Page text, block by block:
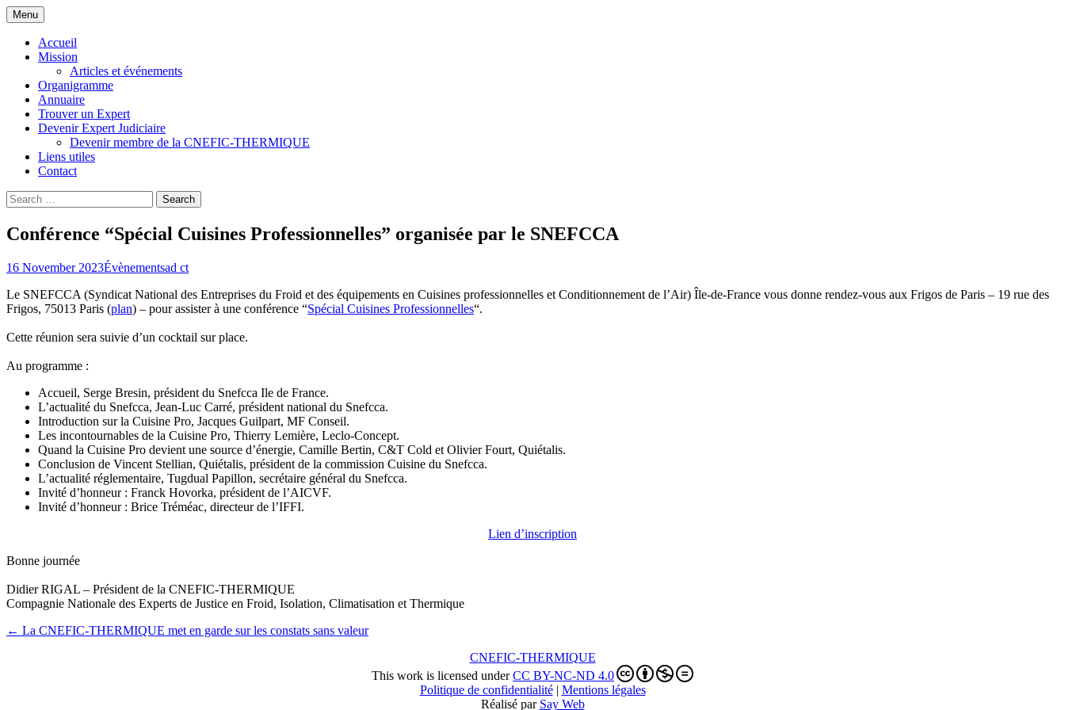
Skip
to
content
CNEFIC-THERMIQUE
Menu
Accueil
Mission
Articles et événements
Organigramme
Annuaire
Trouver un Expert
Devenir Expert Judiciaire
Devenir membre de la CNEFIC-THERMIQUE
Liens utiles
Contact
Search
for:
Conférence “Spécial Cuisines Professionnelles” organisée par le SNEFCCA
16 November 2023Évènementsad ct
Le SNEFCCA (Syndicat National des Entreprises du Froid et des équipements en Cuisines professionnelles et Conditionnement de l’Air) Île-de-France vous donne rendez-vous aux Frigos de Paris – 19 rue des
Frigos, 75013 Paris (plan) – pour assister à une conférence “Spécial Cuisines Professionnelles“.
Cette réunion sera suivie d’un cocktail sur place.
Au programme :
Accueil, Serge Bresin, président du Snefcca Ile de France.
L’actualité du Snefcca, Jean-Luc Carré, président national du Snefcca.
Introduction sur la Cuisine Pro, Jacques Guilpart, MF Conseil.
Les incontournables de la Cuisine Pro, Thierry Lemière, Leclo-Concept.
Quand la Cuisine Pro devient une source d’énergie, Camille Bertin, C&T Cold et Olivier Fourt, Quiétalis.
Conclusion de Vincent Stellian, Quiétalis, président de la commission Cuisine du Snefcca.
L’actualité réglementaire, Tugdual Papillon, secrétaire général du Snefcca.
Invité d’honneur : Franck Hovorka, président de l’AICVF.
Invité d’honneur : Brice Tréméac, directeur de l’IFFI.
Lien d’inscription
Bonne journée
Didier RIGAL – Président de la CNEFIC-THERMIQUE
Compagnie Nationale des Experts de Justice en Froid, Isolation, Climatisation et Thermique
Post
← La CNEFIC-THERMIQUE met en garde sur les constats sans valeur
CNEFIC-THERMIQUE
This work is licensed underCC BY-NC-ND 4.0
Politique de confidentialité| Mentions légales
Réalisé par Say Web